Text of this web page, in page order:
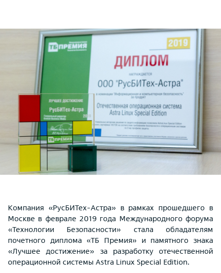
Компания «РусБИТех-Астра» в рамках прошедшего в
Москве в феврале 2019 года Международного форума
«Технологии Безопасности» стала обладателям
почетного диплома «ТБ Премия» и памятного знака
«Лучшее достижение» за разработку отечественной
операционной системы Astra Linux Special Edition.